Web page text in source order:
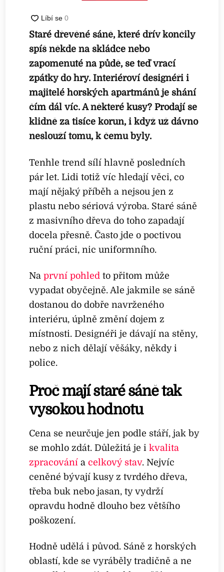
Staré dřevěné sáně, které dřív končily
spíš někde na skládce nebo
zapomenuté na půdě, se teď vrací
zpátky do hry. Interiéroví designéři i
majitelé horských apartmánů je shání
čím dál víc. A některé kusy? Prodají se
klidně za tisíce korun, i když už dávno
neslouží tomu, k čemu byly.
Tenhle trend sílí hlavně posledních
pár let. Lidi totiž víc hledají věci, co
mají nějaký příběh a nejsou jen z
plastu nebo sériová výroba. Staré sáně
z masivního dřeva do toho zapadají
docela přesně. Často jde o poctivou
ruční práci, nic uniformního.
Naprvní pohled to přitom může
vypadat obyčejně. Ale jakmile se sáně
dostanou do dobře navrženého
interiéru, úplně změní dojem z
místnosti. Designéři je dávají na stěny,
nebo z nich dělají věšáky, někdy i
police.
Proč mají staré sáně tak
vysokou hodnotu
Cena se neurčuje jen podle stáří, jak by
se mohlo zdát. Důležitá je ikvalita
zpracování acelkový stav. Nejvíc
ceněné bývají kusy z tvrdého dřeva,
třeba buk nebo jasan, ty vydrží
opravdu hodně dlouho bez většího
poškození.
Hodně udělá i původ. Sáně z horských
oblastí, kde se vyráběly tradičně a ne